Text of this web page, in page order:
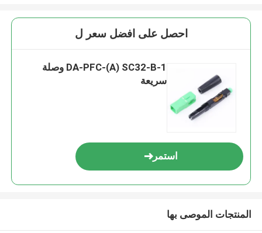
احصل على افضل سعر ل
DA-PFC-(A) SC32-B-1 وصلة
سريعة
استمر
المنتجات الموصى بها